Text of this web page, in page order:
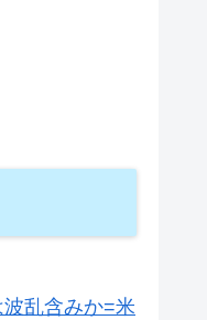
波乱含みか=米